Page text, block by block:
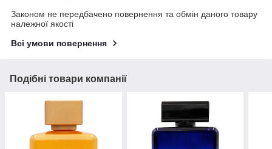
Законом не передбачено повернення та обмін даного товару
належної якості
Всі умови повернення
Подібні товари компанії